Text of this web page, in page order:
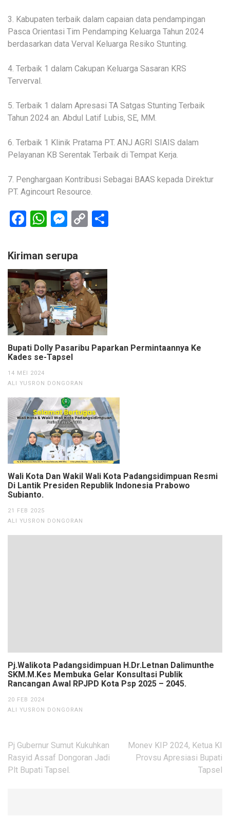
3. Kabupaten terbaik dalam capaian data pendampingan
Pasca Orientasi Tim Pendamping Keluarga Tahun 2024
berdasarkan data Verval Keluarga Resiko Stunting.
4. Terbaik 1 dalam Cakupan Keluarga Sasaran KRS
Terverval.
5. Terbaik 1 dalam Apresasi TA Satgas Stunting Terbaik
Tahun 2024 an. Abdul Latif Lubis, SE, MM.
6. Terbaik 1 Klinik Pratama PT. ANJ AGRI SIAIS dalam
Pelayanan KB Serentak Terbaik di Tempat Kerja.
7. Penghargaan Kontribusi Sebagai BAAS kepada Direktur
PT. Agincourt Resource.
Facebook
WhatsApp
Messenger
Copy
Kiriman serupa
Bupati Dolly Pasaribu Paparkan Permintaannya Ke
Kades se-Tapsel
14 MEI 2024
ALI YUSRON DONGORAN
Wali Kota Dan Wakil Wali Kota Padangsidimpuan Resmi
Di Lantik Presiden Republik Indonesia Prabowo
Subianto.
21 FEB 2025
ALI YUSRON DONGORAN
Pj.Walikota Padangsidimpuan H.Dr.Letnan Dalimunthe
SKM.M.Kes Membuka Gelar Konsultasi Publik
Rancangan Awal RPJPD Kota Psp 2025 – 2045.
20 FEB 2024
ALI YUSRON DONGORAN
Navigasi
pos
Pj Gubernur Sumut Kukuhkan
Rasyid Assaf Dongoran Jadi
Plt Bupati Tapsel.
Monev KIP 2024, Ketua KI
Provsu Apresiasi Bupati
Tapsel